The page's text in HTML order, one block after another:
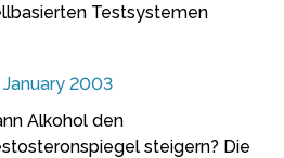
Testsystemen
January 2003
Alkohol den
steigern? Die